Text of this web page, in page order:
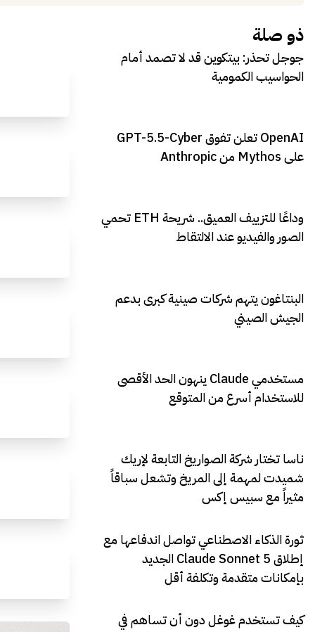
ذو صلة
جوجل تحذر: بيتكوين قد لا تصمد أمام
الحواسيب الكمومية
OpenAI تعلن تفوق GPT-5.5-Cyber
على Mythos من Anthropic
وداعًا للتزييف العميق.. شريحة ETH تحمي
الصور والفيديو عند الالتقاط
البنتاغون يتهم شركات صينية كبرى بدعم
الجيش الصيني
مستخدمي Claude ينهون الحد الأقصى
للاستخدام أسرع من المتوقع
ناسا تختار شركة الصواريخ التابعة لإريك
شميدت لمهمة إلى المريخ وتشعل سباقاً
مثيراً مع سبيس إكس
ثورة الذكاء الاصطناعي تواصل اندفاعها مع
إطلاق Claude Sonnet 5 الجديد
بإمكانات متقدمة وتكلفة أقل
كيف تستخدم غوغل دون أن تساهم في